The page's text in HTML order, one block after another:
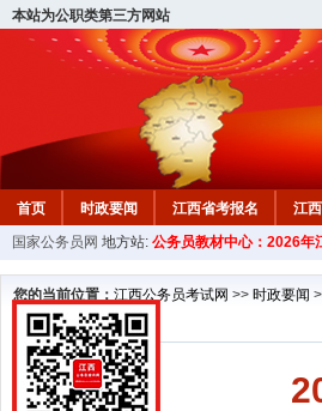
本站为公职类第三方网站
首页 时政要闻 江西省考报名 江
教材中心
国家公务员网 地方站: 公务员教材中心：2026年
您的当前位置： 江西公务员考试网 >> 时政要闻